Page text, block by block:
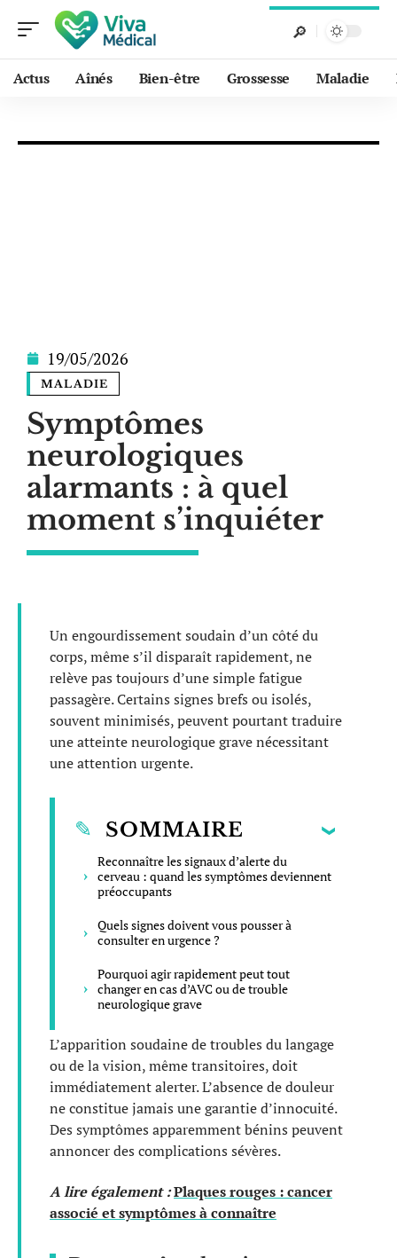
Actus Aînés Bien-être Grossesse Maladie
19/05/2026
MALADIE
Symptômes
neurologiques
alarmants : à quel
moment s’inquiéter
Un engourdissement soudain d’un côté du
corps, même s’il disparaît rapidement, ne
relève pas toujours d’une simple fatigue
passagère. Certains signes brefs ou isolés,
souvent minimisés, peuvent pourtant traduire
une atteinte neurologique grave nécessitant
une attention urgente.
SOMMAIRE
Reconnaître les signaux d’alerte du
cerveau : quand les symptômes deviennent
préoccupants
Quels signes doivent vous pousser à
consulter en urgence ?
Pourquoi agir rapidement peut tout
changer en cas d’AVC ou de trouble
neurologique grave
L’apparition soudaine de troubles du langage
ou de la vision, même transitoires, doit
immédiatement alerter. L’absence de douleur
ne constitue jamais une garantie d’innocuité.
Des symptômes apparemment bénins peuvent
annoncer des complications sévères.
A lire également :Plaques rouges : cancer
associé et symptômes à connaître